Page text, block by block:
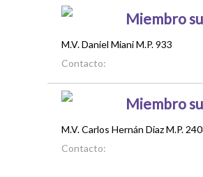
Miembro
M.V. Daniel Miani M.P. 933
Contacto:
Miembro
M.V. Carlos Hernán Diaz M.P.
Contacto: